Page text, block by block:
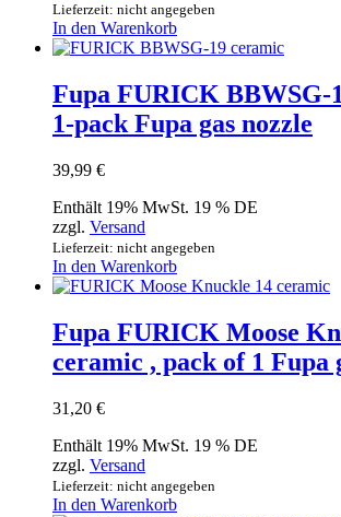
Lieferzeit: nicht angegeben
In den Warenkorb
Fupa FURICK BBWSG-
1-pack Fupa gas nozzle
39,99 €
Enthält 19% MwSt. 19 % DE
zzgl. Versand
Lieferzeit: nicht angegeben
In den Warenkorb
Fupa FURICK Moose
ceramic , pack of 1 Fupa
31,20 €
Enthält 19% MwSt. 19 % DE
zzgl. Versand
Lieferzeit: nicht angegeben
In den Warenkorb